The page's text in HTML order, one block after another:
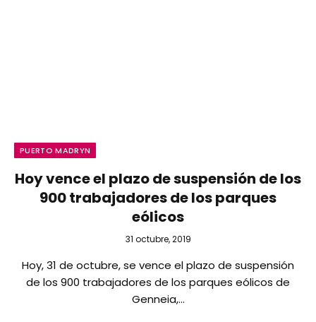
PUERTO MADRYN
Hoy vence el plazo de suspensión de los
900 trabajadores de los parques
eólicos
31 octubre, 2019
Hoy, 31 de octubre, se vence el plazo de suspensión
de los 900 trabajadores de los parques eólicos de
Genneia,…